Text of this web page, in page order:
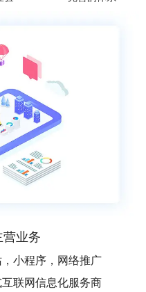
营业务
小程序，网络推广
联网信息化服务商